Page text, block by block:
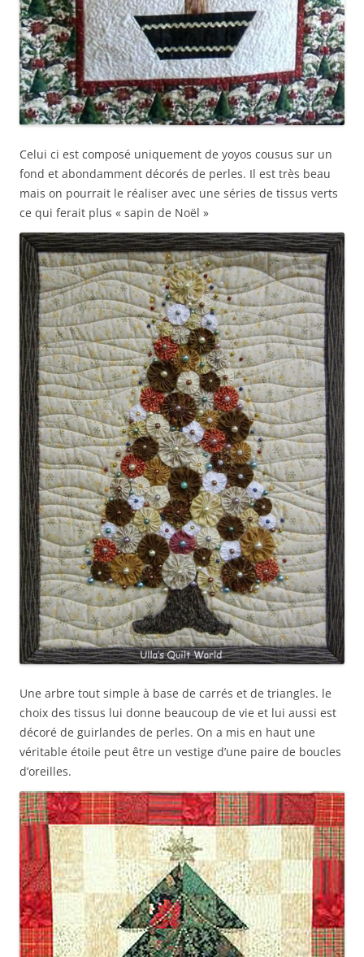
Celui ci est composé uniquement de yoyos cousus sur un
fond et abondamment décorés de perles. Il est très beau
mais on pourrait le réaliser avec une séries de tissus verts
ce qui ferait plus « sapin de Noël »
Une arbre tout simple à base de carrés et de triangles. le
choix des tissus lui donne beaucoup de vie et lui aussi est
décoré de guirlandes de perles. On a mis en haut une
véritable étoile peut être un vestige d’une paire de boucles
d’oreilles.